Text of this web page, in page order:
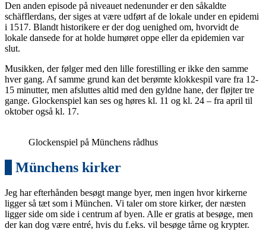
Den anden episode på niveauet nedenunder er den såkaldte
schäfflerdans, der siges at være udført af de lokale under en epidemi
i 1517. Blandt historikere er der dog uenighed om, hvorvidt de
lokale dansede for at holde humøret oppe eller da epidemien var
slut.
Musikken, der følger med den lille forestilling er ikke den samme
hver gang. Af samme grund kan det berømte klokkespil vare fra 12-
15 minutter, men afsluttes altid med den gyldne hane, der fløjter tre
gange. Glockenspiel kan ses og høres kl. 11 og kl. 24 – fra april til
oktober også kl. 17.
Glockenspiel på Münchens rådhus
Münchens kirker
Jeg har efterhånden besøgt mange byer, men ingen hvor kirkerne
ligger så tæt som i München. Vi taler om store kirker, der næsten
ligger side om side i centrum af byen. Alle er gratis at besøge, men
der kan dog være entré, hvis du f.eks. vil besøge tårne og krypter.